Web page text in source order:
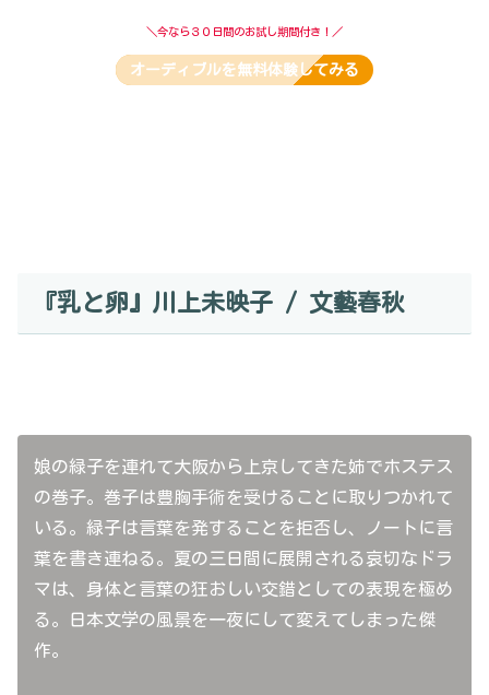
＼今なら３０日間のお試し期間付き！／
オーディブルを無料体験してみる
『乳と卵』川上未映子 / 文藝春秋
娘の緑子を連れて大阪から上京してきた姉でホステス
の巻子。巻子は豊胸手術を受けることに取りつかれて
いる。緑子は言葉を発することを拒否し、ノートに言
葉を書き連ねる。夏の三日間に展開される哀切なドラ
マは、身体と言葉の狂おしい交錯としての表現を極め
る。日本文学の風景を一夜にして変えてしまった傑
作。